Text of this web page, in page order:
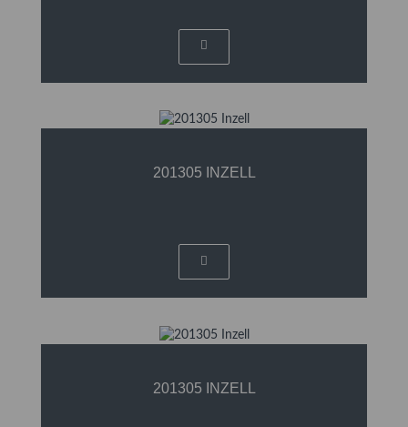
201305 INZELL
201305 INZELL